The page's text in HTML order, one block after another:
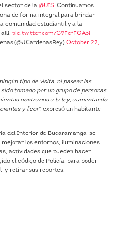
sector de la @UIS. Continuamos
de forma integral para brindar
comunidad estudiantil y a la
allí. pic.twitter.com/C9FcfFOApi
(@JCardenasRey) October 22,
tipo de visita, ni pasear las
tomado por un grupo de personas
contrarios a la ley, aumentando
y licor”, expresó un habitante
del Interior de Bucaramanga, se
los entornos, iluminaciones,
actividades que pueden hacer
el código de Policía, para poder
y retirar sus reportes.